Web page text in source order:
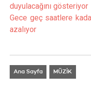
duyulacağını gösteriyor
Gece geç saatlere
azalıyor
Ana Sayfa MÜZİK